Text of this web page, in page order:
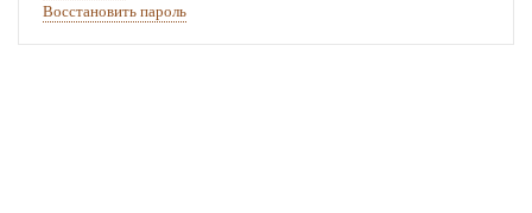
Восстановить пароль